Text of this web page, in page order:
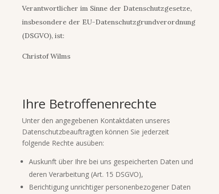
Verantwortlicher im Sinne der Datenschutzgesetze,
insbesondere der EU-Datenschutzgrundverordnung
(DSGVO), ist:
Christof Wilms
Ihre Betroffenenrechte
Unter den angegebenen Kontaktdaten unseres
Datenschutzbeauftragten können Sie jederzeit
folgende Rechte ausüben:
Auskunft über Ihre bei uns gespeicherten Daten und
deren Verarbeitung (Art. 15 DSGVO),
Berichtigung unrichtiger personenbezogener Daten